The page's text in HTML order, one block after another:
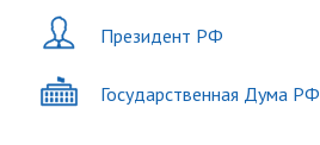
Президент РФ
Государственная Дума РФ